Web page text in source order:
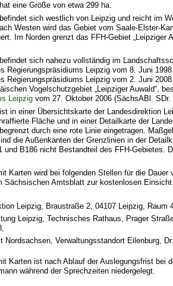
eine Größe von etwa 299 ha.
sich westlich von Leipzig und reicht im
Westen wird das Gebiet vom Saale-Elster-
Im Norden grenzt das FFH-Gebiet „Leipziger
sich nahezu vollständig im
Regierungspräsidiums Leipzig vom 8. Juni
Regierungspräsidiums Leipzig vom 2. Juni
Vogelschutzgebiet „Leipziger Auwald“,
Leipzig vom 27. Oktober 2006 (SächsABl. SDr.
in einer Übersichtskarte der Landesdirektion
Fläche und in einer Detailkarte der
durch eine rote Linie eingetragen.
die Außenkanten der Grenzlinien in der
und B186 nicht Bestandteil des FFH-Gebietes.
Karten wird bei folgenden Stellen für die
Sächsischen Amtsblatt zur kostenlosen
Leipzig, Braustraße 2, 04107 Leipzig, Raum
Leipzig, Technisches Rathaus, Prager
Nordsachsen, Verwaltungsstandort Eilenburg,
Karten ist nach Ablauf der Auslegungsfrist bei
während der Sprechzeiten niedergelegt.